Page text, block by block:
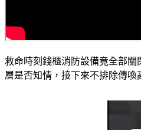
救命時刻錢櫃消防設備竟全部
層是否知情，接下來不排除傳喚